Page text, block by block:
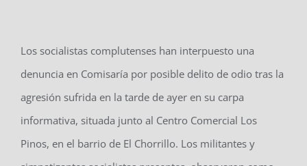
Los socialistas complutenses han interpuesto una
denuncia en Comisaría por posible delito de odio tras la
agresión sufrida en la tarde de ayer en su carpa
informativa, situada junto al Centro Comercial Los
Pinos, en el barrio de El Chorrillo. Los militantes y